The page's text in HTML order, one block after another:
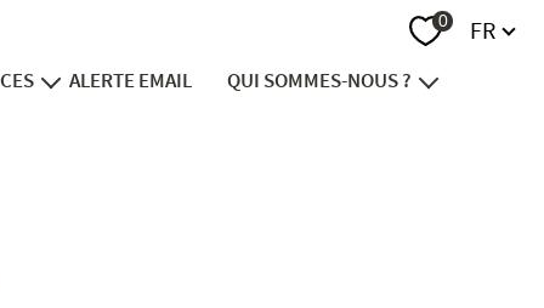
0 Langue
FR
ALERTE EMAIL QUI SOMMES-NOUS ?